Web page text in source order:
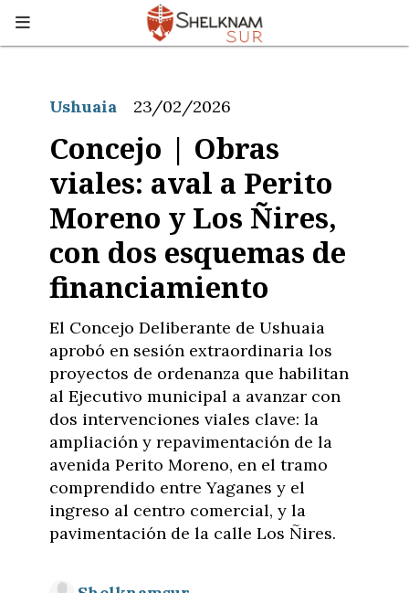
Concejo | Obras
viales: aval a Perito
Moreno y Los Ñires,
con dos esquemas de
financiamiento
El Concejo Deliberante de Ushuaia
aprobó en sesión extraordinaria los
proyectos de ordenanza que habilitan
al Ejecutivo municipal a avanzar con
dos intervenciones viales clave: la
ampliación y repavimentación de la
avenida Perito Moreno, en el tramo
comprendido entre Yaganes y el
ingreso al centro comercial, y la
pavimentación de la calle Los Ñires.
Ushuaia 23/02/2026